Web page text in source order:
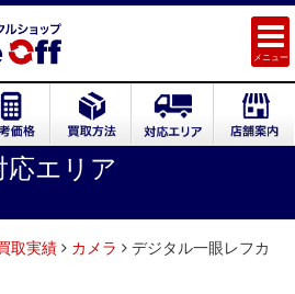
メニュー
応エリア
取実績 カメラ
デジタル一眼レフカ